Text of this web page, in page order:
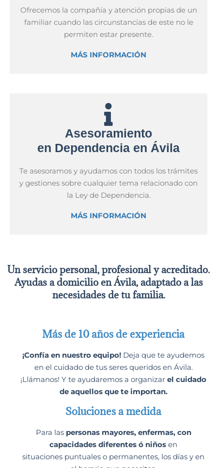
Ofrecemos la compañía y atención propias de un
familiar cuando las circunstancias de este no le
permiten estar presente.
MÁS INFORMACIÓN
Asesoramiento
en Dependencia en Ávila
Te asesoramos y ayudamos con todos los trámites
y gestiones sobre cualquier tema relacionado con
la Ley de Dependencia.
MÁS INFORMACIÓN
Un servicio personal, profesional y acreditado.
Ayudas a domicilio en Ávila, adaptado a las
necesidades de tu familia.
Más de 10 años de experiencia
¡Confía en nuestro equipo! Deja que te ayudemos
en el cuidado de tus seres queridos en Ávila.
¡Llámanos! Y te ayudaremos a organizar el cuidado
de aquellos que te importan.
Soluciones a medida
Para las personas mayores, enfermas, con
capacidades diferentes ó niños en
situaciones puntuales o permanentes, los días y en